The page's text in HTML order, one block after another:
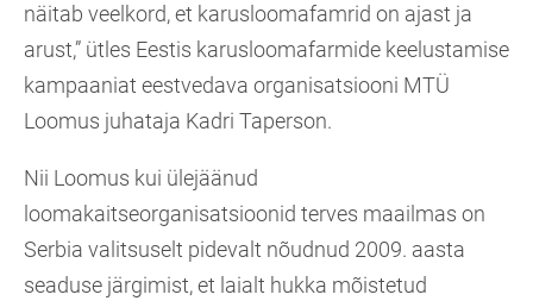
näitab veelkord, et karusloomafamrid on ajast ja
arust,” ütles Eestis karusloomafarmide keelustamise
kampaaniat eestvedava organisatsiooni MTÜ
Loomus juhataja Kadri Taperson.
Nii Loomus kui ülejäänud
loomakaitseorganisatsioonid terves maailmas on
Serbia valitsuselt pidevalt nõudnud 2009. aasta
seaduse järgimist, et laialt hukka mõistetud